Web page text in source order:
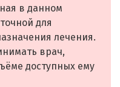
в данном
для
лечения.
врач,
доступных ему